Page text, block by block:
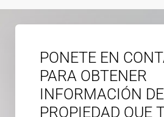
PONETE EN
PARA OBTENER
INFORMACIÓN
PROPIEDAD QUE